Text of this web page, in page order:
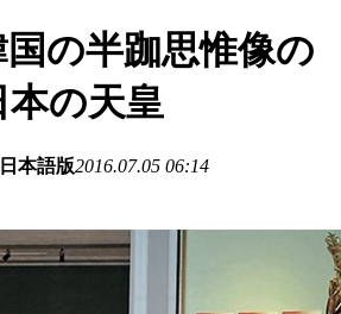
国の半跏思惟像の
の天皇
本語版2016.07.05 06:14